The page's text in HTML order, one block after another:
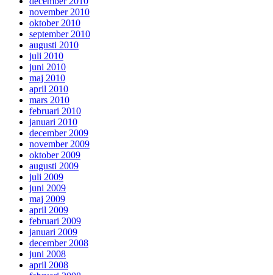
november 2010
oktober 2010
september 2010
augusti 2010
juli 2010
juni 2010
maj 2010
april 2010
mars 2010
februari 2010
januari 2010
december 2009
november 2009
oktober 2009
augusti 2009
juli 2009
juni 2009
maj 2009
april 2009
februari 2009
januari 2009
december 2008
juni 2008
april 2008